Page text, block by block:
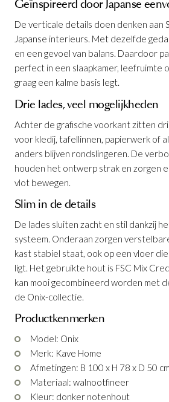
Geïnspireerd door Japanse
De verticale details doen denken aan
Japanse interieurs. Met dezelfde
en een gevoel van balans. Daardoor
perfect in een slaapkamer, leefruimte
graag een kalme basis legt.
Drie lades, veel mogelijkheden
Achter de grafische voorkant zitten
voor kledij, tafellinnen, papierwerk of
anders blijven rondslingeren. De
houden het ontwerp strak en zorgen
vlot bewegen.
Slim in de details
De lades sluiten zacht en stil dankzij
systeem. Onderaan zorgen
kast stabiel staat, ook op een vloer
ligt. Het gebruikte hout is FSC Mix
kan mooi gecombineerd worden met
de Onix-collectie.
Productkenmerken
Model: Onix
Merk: Kave Home
Afmetingen: B 100 x H 78 x D 50 cm
Materiaal: walnootfineer
Kleur: donker notenhout
Dressoir Onixis
winkelmandje
Dressoir Onix
TV-meubel Onixis
winkelmandje
TV-meubel Onix
Nachttafel Onixis
winkelmandje
Nachttafel Onix
Vitrinekast Onixis
winkelmandje
Vitrinekast Onix
Ladekast Onixis
winkelmandje
Ladekast Onix